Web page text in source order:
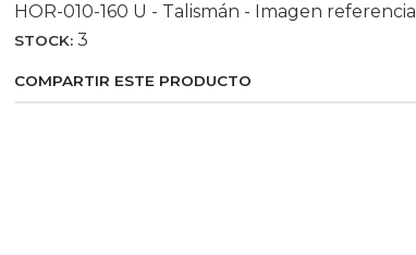
HOR-010-160 U - Talismán - Imagen referencial
STOCK: 3
COMPARTIR ESTE PRODUCTO